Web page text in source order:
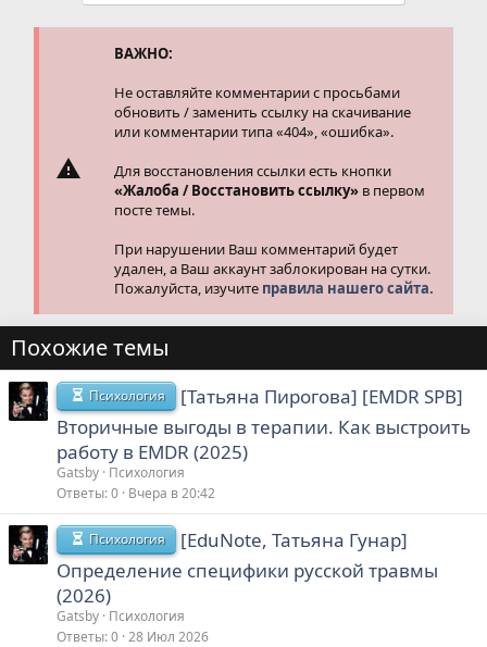
ВАЖНО:
Не оставляйте комментарии с просьбами
обновить / заменить ссылку на скачивание
или комментарии типа «404», «ошибка».
Для восстановления ссылки есть кнопки
«Жалоба / Восстановить ссылку» в первом
посте темы.
При нарушении Ваш комментарий будет
удален, а Ваш аккаунт заблокирован на сутки.
Пожалуйста, изучите правила нашего сайта.
Похожие темы
Психология
[Татьяна Пирогова] [EMDR SPB]
Вторичные выгоды в терапии. Как выстроить
работу в EMDR (2025)
Gatsby Психология
Ответы 0 Вчера в 20:42
Психология
[EduNote, Татьяна Гунар]
Определение специфики русской травмы
(2026)
Gatsby Психология
Ответы 0 28 Июл 2026